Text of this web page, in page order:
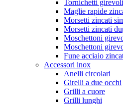
Tornichetti girevoli
Maglie rapide
Morsetti zincati
Morsetti zincati
Moschettoni
Moschettoni
Fune acciaio
Accessori inox
Anelli circolari
Girelli a due occhi
Grilli a cuore
Grilli lunghi